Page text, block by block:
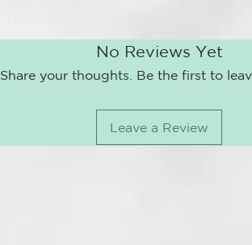
No Reviews Yet
Share your thoughts. Be the first to
Leave a Review